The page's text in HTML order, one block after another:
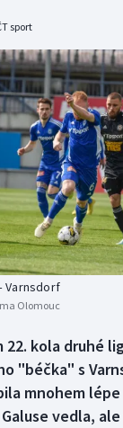
sport
Varnsdorf
Olomouc
22. kola druhé
"béčka" s
mnohem
vedla,